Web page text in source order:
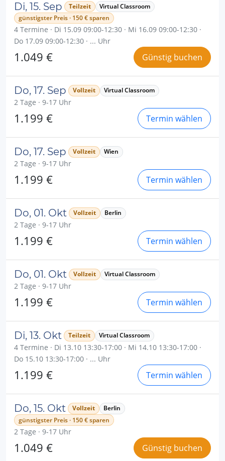
Di, 15. Sep Teilzeit
Virtual Classroom
günstigster Preis · 150 € sparen
4 Termine · Di 15.09 09:00-12:30 · Mi 16.09 09:00-12:30 ·
Do 17.09 09:00-12:30 · ... Uhr
1.049 € Günstig buchen
Do, 17. Sep Vollzeit Virtual Classroom
2 Tage · 9-17 Uhr
1.199 € Termin wählen
Do, 17. Sep Vollzeit Wien
2 Tage · 9-17 Uhr
1.199 € Termin wählen
Do, 01. Okt Vollzeit Berlin
2 Tage · 9-17 Uhr
1.199 € Termin wählen
Do, 01. Okt Vollzeit Virtual Classroom
2 Tage · 9-17 Uhr
1.199 € Termin wählen
Di, 13. Okt Teilzeit Virtual Classroom
4 Termine · Di 13.10 13:30-17:00 · Mi 14.10 13:30-17:00 ·
Do 15.10 13:30-17:00 · ... Uhr
1.199 € Termin wählen
Do, 15. Okt Vollzeit
Berlin
günstigster Preis · 150 € sparen
2 Tage · 9-17 Uhr
1.049 € Günstig buchen